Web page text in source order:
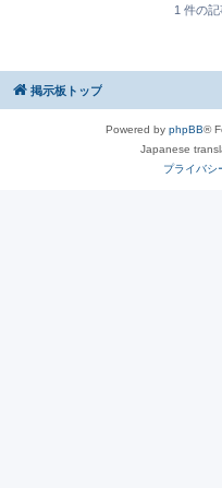
1 件の記
掲示板トップ
Powered by phpBB®
Japanese
プライバシ